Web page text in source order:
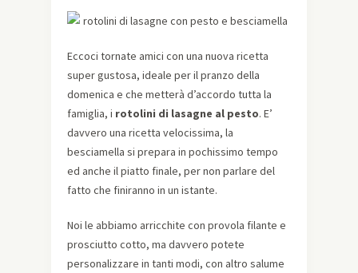
Eccoci tornate amici con una nuova ricetta
super gustosa, ideale per il pranzo della
domenica e che metterà d’accordo tutta la
famiglia, i rotolini di lasagne al pesto. E’
davvero una ricetta velocissima, la
besciamella si prepara in pochissimo tempo
ed anche il piatto finale, per non parlare del
fatto che finiranno in un istante.
Noi le abbiamo arricchite con provola filante e
prosciutto cotto, ma davvero potete
personalizzare in tanti modi, con altro salume